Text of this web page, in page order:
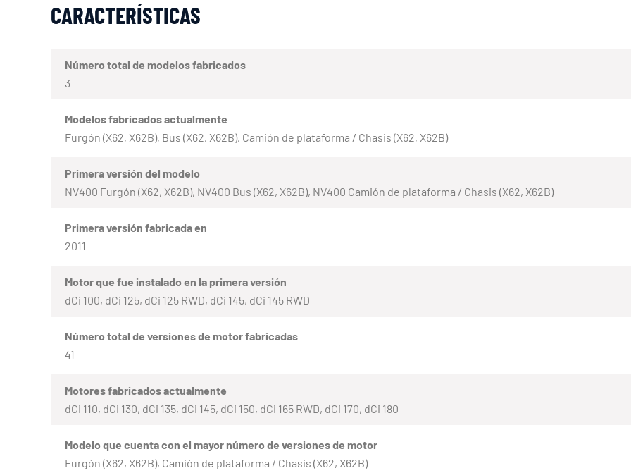
CARACTERÍSTICAS
Número total de modelos fabricados
3
Modelos fabricados actualmente
Furgón (X62, X62B), Bus (X62, X62B), Camión de plataforma / Chasis (X62, X62B)
Primera versión del modelo
NV400 Furgón (X62, X62B), NV400 Bus (X62, X62B), NV400 Camión de plataforma / Chasis (X62, X62B)
Primera versión fabricada en
2011
Motor que fue instalado en la primera versión
dCi 100, dCi 125, dCi 125 RWD, dCi 145, dCi 145 RWD
Número total de versiones de motor fabricadas
41
Motores fabricados actualmente
dCi 110, dCi 130, dCi 135, dCi 145, dCi 150, dCi 165 RWD, dCi 170, dCi 180
Modelo que cuenta con el mayor número de versiones de motor
Furgón (X62, X62B), Camión de plataforma / Chasis (X62, X62B)